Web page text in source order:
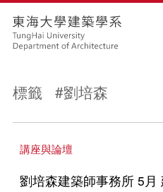
標籤 #劉培森
講座與論壇
劉培森建築師事務所 5月